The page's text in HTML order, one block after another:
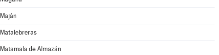
Maján
Matalebreras
Matamala de Almazán